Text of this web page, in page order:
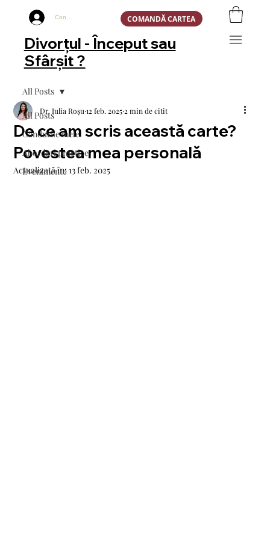
COMANDĂ CARTEA
Divorțul - Început sau
Sfârșit ?
Conectează-te
All Posts
Gândurile mele
Abordari practice
Evenimente
All Posts
De ce am scris această carte?
Povestea mea personală
Dr. Iulia Roșu 12 feb. 2025 2 min de citit
Actualizată în:13 feb. 2025